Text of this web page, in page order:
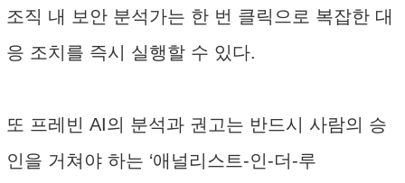
조직 내 보안 분석가는 한 번 클릭으로 복잡한 대
응 조치를 즉시 실행할 수 있다.
또 프레빈 AI의 분석과 권고는 반드시 사람의 승
인을 거쳐야 하는 ‘애널리스트-인-더-루